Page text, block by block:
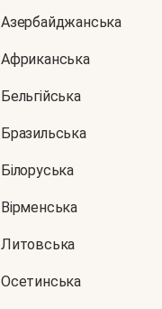
Азербайджанська
Африканська
Бельгійська
Бразильська
Білоруська
Вірменська
Литовська
Осетинська